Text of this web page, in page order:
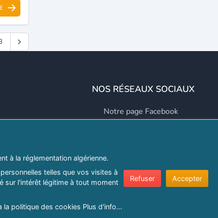
NOS RÉSEAUX SOCIAUX
Notre page Facebook
Notre page Twitter
à la réglementation algérienne.
telles que vos visites à
sur l'intérêt légitime à tout moment
la politique des cookies Plus d'info...
Refuser Accepter